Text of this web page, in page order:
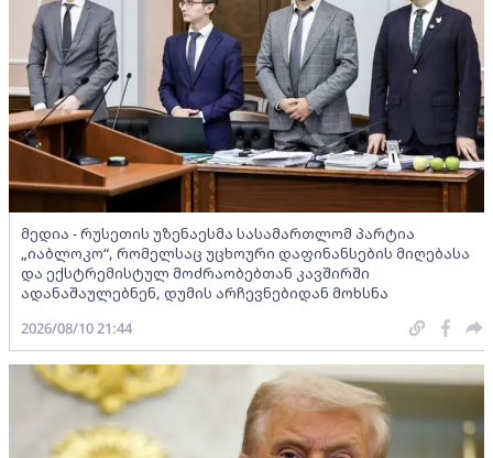
მედია - რუსეთის უზენაესმა სასამართლომ პარტია
„იაბლოკო“, რომელსაც უცხოური დაფინანსების მიღებასა
და ექსტრემისტულ მოძრაობებთან კავშირში
ადანაშაულებნენ, დუმის არჩევნებიდან მოხსნა
2026/08/10 21:44